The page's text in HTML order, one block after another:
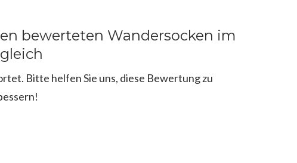
bewerteten Wandersocken im
Bitte helfen Sie uns, diese Bewertung zu